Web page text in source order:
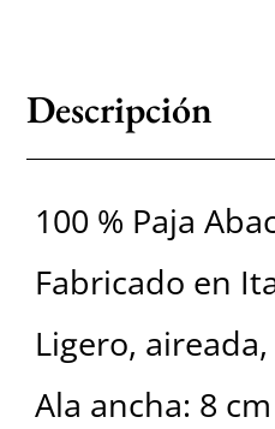
Descripción
100 % Paja
Fabricado en
Ligero,
Ala ancha: 8 cm